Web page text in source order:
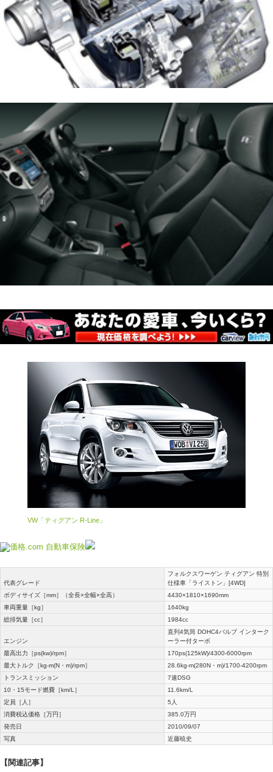
VW「ティグアン R-Line」
代表グレード
フォルクスワーゲン ティグアン 特別
仕様車「ライストン」[4WD]
ボディサイズ［mm］（全長×全幅×全高）
4430×1810×1690mm
車両重量［kg］
1640kg
総排気量［cc］
1984cc
エンジン
直列4気筒 DOHC4バルブ インターク
ーラー付ターボ
最高出力［ps(kw)/rpm］
170ps(125kW)/4300-6000rpm
最大トルク［kg-m(N・m)/rpm］
28.6kg-m(280N・m)/1700-4200rpm
トランスミッション
7速DSG
10・15モード燃費［km/L］
11.6km/L
定員［人］
5人
消費税込価格［万円］
385.0万円
発売日
2010/09/07
写真
近藤暁史
【関連記事】